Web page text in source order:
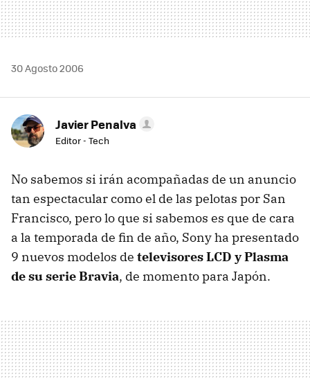
30 Agosto 2006
Javier Penalva
Editor - Tech
No sabemos si irán acompañadas de un anuncio
tan espectacular como el de las pelotas por San
Francisco, pero lo que si sabemos es que de cara
a la temporada de fin de año, Sony ha presentado
9 nuevos modelos de televisores LCD y Plasma
de su serie Bravia, de momento para Japón.